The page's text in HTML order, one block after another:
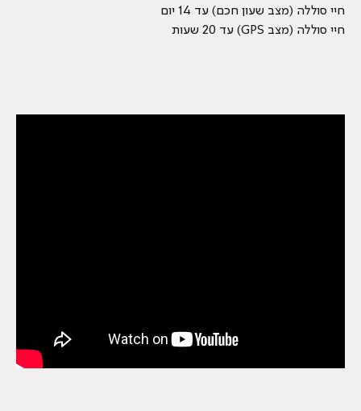
חיי סוללה (מצב שעון חכם) עד 14 יום
חיי סוללה (מצב GPS) עד 20 שעות